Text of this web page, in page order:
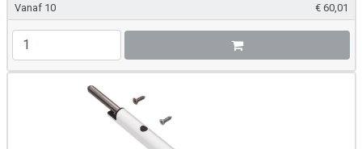
Vanaf 10
€ 60,01